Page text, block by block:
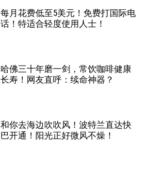
每月花费低至5美元！免费打国际电
话！特适合轻度使用人士！
哈佛三十年磨一剑，常饮咖啡健康
长寿！网友直呼：续命神器？
和你去海边吹吹风！波特兰直达快
巴开通！阳光正好微风不燥！